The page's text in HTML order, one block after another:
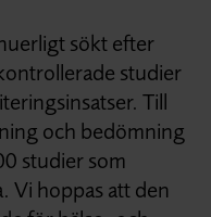
sökt efter
studier
Till
och bedömning
studier som
Vi hoppas att den